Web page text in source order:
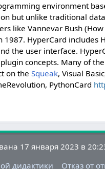
environment
but unlike traditional
like Vannevar Bush
1987. HyperCard includes
the user interface.
concepts. Many of
on theSqueak, Visual
PythonCard
17 января 2023 в
дидактики Отказ от